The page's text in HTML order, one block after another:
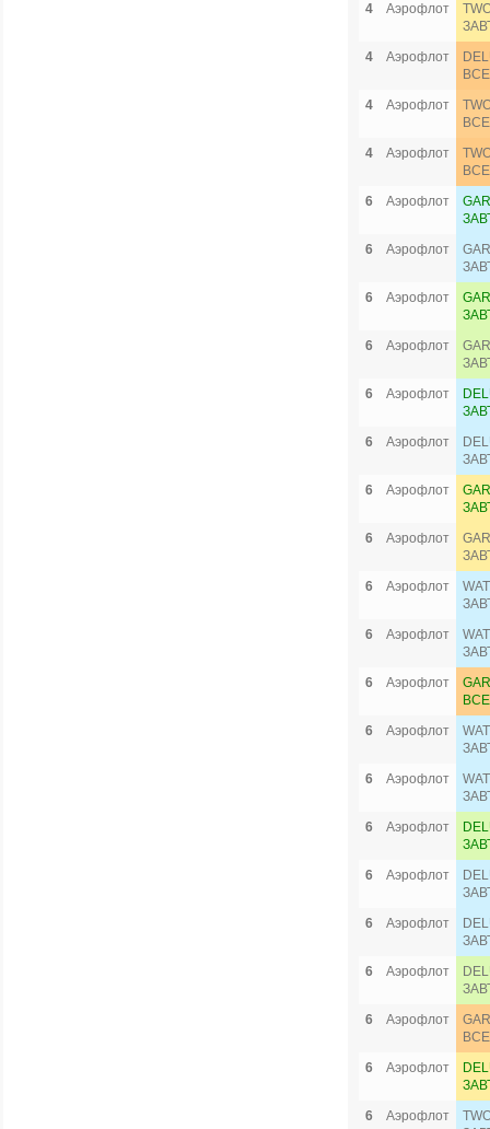
4
Аэрофлот
4
Аэрофлот
4
Аэрофлот
4
Аэрофлот
6
Аэрофлот
6
Аэрофлот
6
Аэрофлот
6
Аэрофлот
6
Аэрофлот
6
Аэрофлот
6
Аэрофлот
6
Аэрофлот
6
Аэрофлот
6
Аэрофлот
6
Аэрофлот
6
Аэрофлот
6
Аэрофлот
6
Аэрофлот
6
Аэрофлот
6
Аэрофлот
6
Аэрофлот
6
Аэрофлот
6
Аэрофлот
6
Аэрофлот